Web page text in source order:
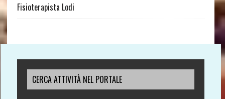
Fisioterapista Lodi
CERCA ATTIVITÀ NEL PORTALE